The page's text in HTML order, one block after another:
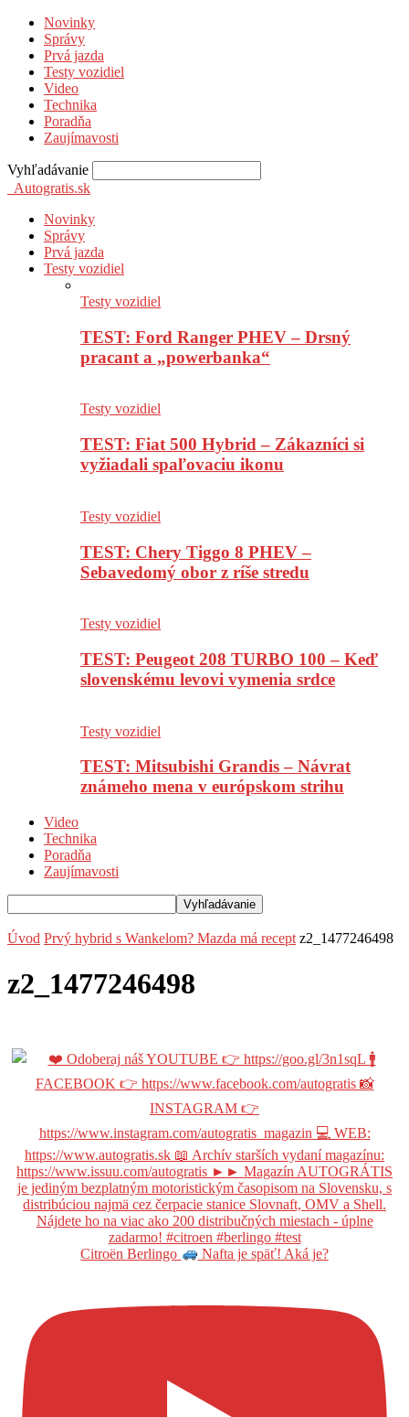
Novinky
Správy
Prvá jazda
Testy vozidiel
Video
Technika
Poradňa
Zaujímavosti
Vyhľadávanie
Autogratis.sk
Novinky
Správy
Prvá jazda
Testy vozidiel
Testy vozidiel
TEST: Ford Ranger PHEV – Drsný
pracant a „powerbanka“
Testy vozidiel
TEST: Fiat 500 Hybrid – Zákazníci si
vyžiadali spaľovaciu ikonu
Testy vozidiel
TEST: Chery Tiggo 8 PHEV –
Sebavedomý obor z ríše stredu
Testy vozidiel
TEST: Peugeot 208 TURBO 100 – Keď
slovenskému levovi vymenia srdce
Testy vozidiel
TEST: Mitsubishi Grandis – Návrat
známeho mena v európskom strihu
Video
Technika
Poradňa
Zaujímavosti
Úvod Prvý hybrid s Wankelom? Mazda má recept z2_1477246498
z2_1477246498
Citroën Berlingo Nafta je späť! Aká je?